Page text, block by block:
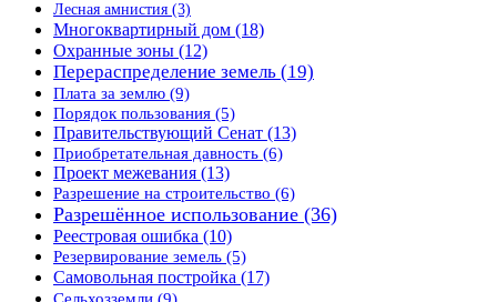
Лесная амнистия (3)
Многоквартирный дом (18)
Охранные зоны (12)
Перераспределение земель (19)
Плата за землю (9)
Порядок пользования (5)
Правительствующий Сенат (13)
Приобретательная давность (6)
Проект межевания (13)
Разрешение на строительство (6)
Разрешённое использование (36)
Реестровая ошибка (10)
Резервирование земель (5)
Самовольная постройка (17)